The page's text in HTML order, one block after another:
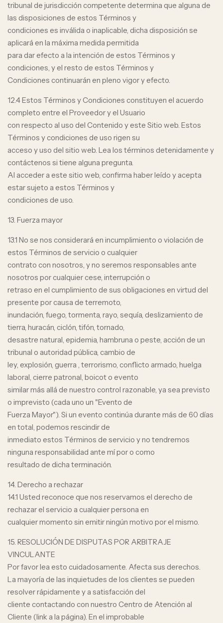
tribunal de jurisdicción competente determina que alguna de
las disposiciones de estos Términos y
condiciones es inválida o inaplicable, dicha disposición se
aplicará en la máxima medida permitida
para dar efecto a la intención de estos Términos y
condiciones, y el resto de estos Términos y
Condiciones continuarán en pleno vigor y efecto.
12.4 Estos Términos y Condiciones constituyen el acuerdo
completo entre el Proveedor y el Usuario
con respecto al uso del Contenido y este Sitio web. Estos
Términos y condiciones de uso rigen su
acceso y uso del sitio web. Lea los términos detenidamente y
contáctenos si tiene alguna pregunta.
Al acceder a este sitio web, confirma haber leído y acepta
estar sujeto a estos Términos y
condiciones de uso.
13. Fuerza mayor
13.1 No se nos considerará en incumplimiento o violación de
estos Términos de servicio o cualquier
contrato con nosotros, y no seremos responsables ante
nosotros por cualquier cese, interrupción o
retraso en el cumplimiento de sus obligaciones en virtud del
presente por causa de terremoto,
inundación, fuego, tormenta, rayo, sequía, deslizamiento de
tierra, huracán, ciclón, tifón, tornado,
desastre natural, epidemia, hambruna o peste, acción de un
tribunal o autoridad pública, cambio de
ley, explosión, guerra , terrorismo, conflicto armado, huelga
laboral, cierre patronal, boicot o evento
similar más allá de nuestro control razonable, ya sea previsto
o imprevisto (cada uno un "Evento de
Fuerza Mayor"). Si un evento continúa durante más de 60 días
en total, podemos rescindir de
inmediato estos Términos de servicio y no tendremos
ninguna responsabilidad ante mí por o como
resultado de dicha terminación.
14. Derecho a rechazar
14.1 Usted reconoce que nos reservamos el derecho de
rechazar el servicio a cualquier persona en
cualquier momento sin emitir ningún motivo por el mismo.
15. RESOLUCIÓN DE DISPUTAS POR ARBITRAJE
VINCULANTE
Por favor lea esto cuidadosamente. Afecta sus derechos.
La mayoría de las inquietudes de los clientes se pueden
resolver rápidamente y a satisfacción del
cliente contactando con nuestro Centro de Atención al
Cliente (link a la página). En el improbable